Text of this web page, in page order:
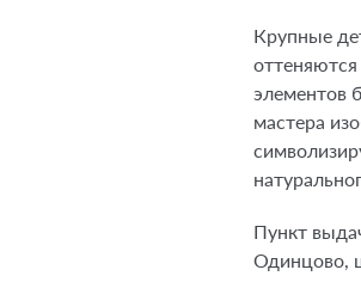
Крупные
элементов
мастера
Пункт
Одинцово,